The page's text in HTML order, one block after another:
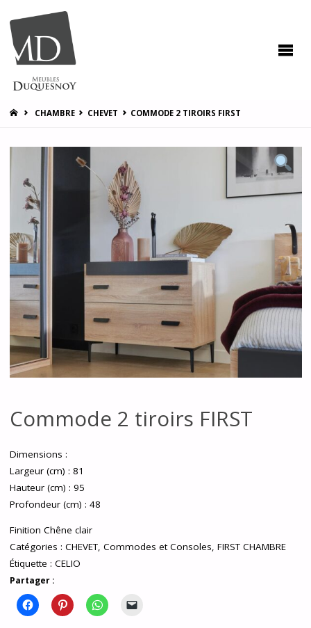
HOMECHAMBRE CHEVET COMMODE 2 TIROIRS FIRST
Commode 2 tiroirs FIRST
Dimensions :
Largeur (cm) : 81
Hauteur (cm) : 95
Profondeur (cm) : 48
Finition Chêne clair
Catégories : CHEVET, Commodes et Consoles, FIRST CHAMBRE
Étiquette : CELIO
Partager :